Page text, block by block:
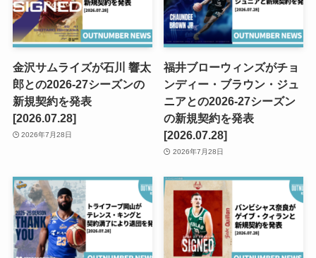
金沢サムライズが石川 響太
郎との2026-27シーズンの
新規契約を発表
[2026.07.28]
2026年7月28日
福井ブローウィンズがチョ
ンディー・ブラウン・ジュ
ニアとの2026-27シーズン
の新規契約を発表
[2026.07.28]
2026年7月28日